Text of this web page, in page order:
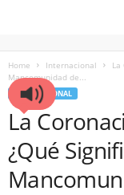
Home Internacional
La
Mancomunidad de...
INTERNACIONAL
La
¿Qué